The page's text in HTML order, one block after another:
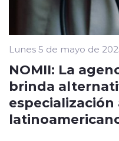
Lunes 5 de mayo de
NOMII: La
brinda
especialización